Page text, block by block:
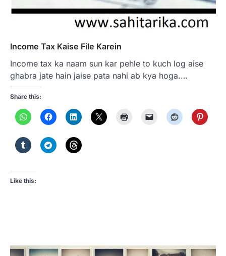
Income Tax Kaise File Karein
Income tax ka naam sun kar pehle to kuch log aise
ghabra jate hain jaise pata nahi ab kya hoga.…
Share this:
Like this: